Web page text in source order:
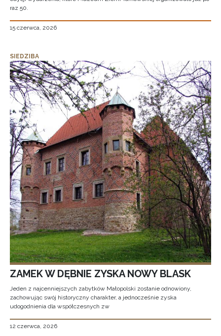
raz 50.
15 czerwca, 2026
SIEDZIBA
ZAMEK W DĘBNIE ZYSKA NOWY BLASK
Jeden z najcenniejszych zabytków Małopolski zostanie odnowiony,
zachowując swój historyczny charakter, a jednocześnie zyska
udogodnienia dla współczesnych zw
12 czerwca, 2026